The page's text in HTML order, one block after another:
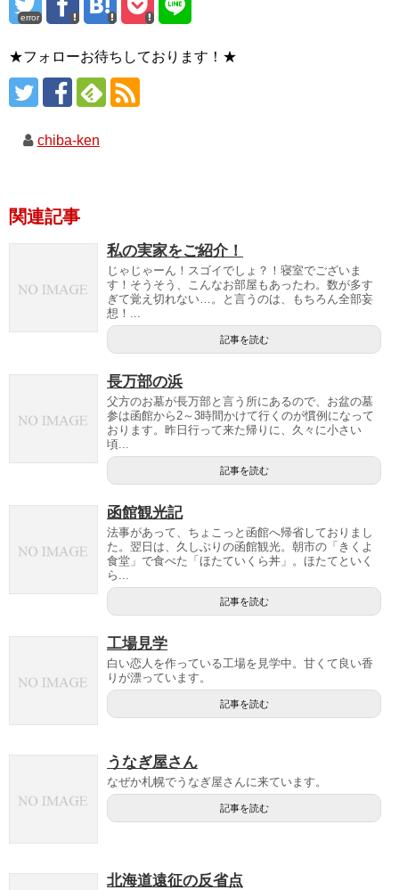
error
★フォローお待ちしております！★
chiba-ken
関連記事
私の実家をご紹介！
じゃじゃーん！スゴイでしょ？！寝室でございま
す！そうそう、こんなお部屋もあったわ。数が多す
ぎて覚え切れない…。と言うのは、もちろん全部妄
想！...
記事を読む
長万部の浜
父方のお墓が長万部と言う所にあるので、お盆の墓
参は函館から2～3時間かけて行くのが慣例になって
おります。昨日行って来た帰りに、久々に小さい
頃...
記事を読む
函館観光記
法事があって、ちょこっと函館へ帰省しておりまし
た。翌日は、久しぶりの函館観光。朝市の「きくよ
食堂」で食べた「ほたていくら丼」。ほたてといく
ら...
記事を読む
工場見学
白い恋人を作っている工場を見学中。甘くて良い香
りが漂っています。
記事を読む
うなぎ屋さん
なぜか札幌でうなぎ屋さんに来ています。
記事を読む
北海道遠征の反省点